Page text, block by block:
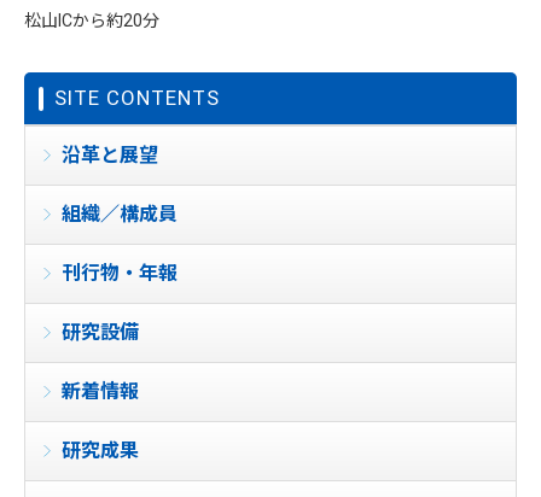
松山ICから約20分
SITE CONTENTS
沿革と展望
組織／構成員
刊行物・年報
研究設備
新着情報
研究成果